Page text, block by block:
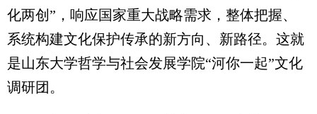
化两创”，响应国家重大战略需求，整体把握、
系统构建文化保护传承的新方向、新路径。这就
是山东大学哲学与社会发展学院“河你一起”文化
调研团。